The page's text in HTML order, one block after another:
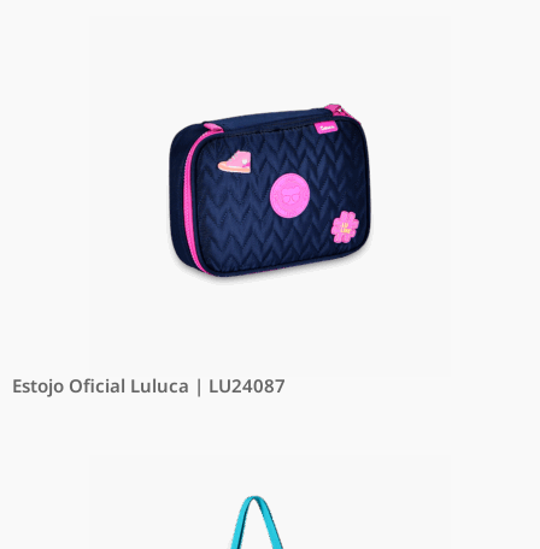
Estojo Oficial Luluca | LU24087